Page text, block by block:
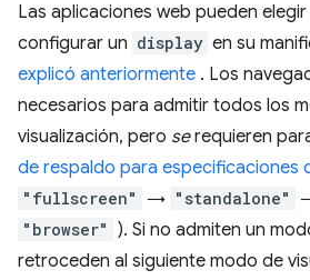
Las aplicaciones web pueden
configurar un display en su
explicó anteriormente . Los
necesarios para admitir todos los
visualización, pero serequieren
de respaldo para especificaciones
"fullscreen" → "standalone"
"browser"
). Si no admiten un
retroceden al siguiente modo de